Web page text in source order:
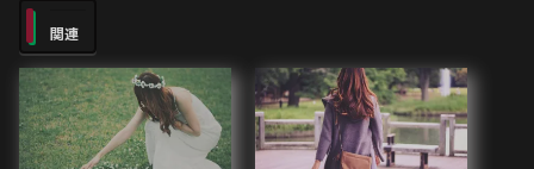
関連